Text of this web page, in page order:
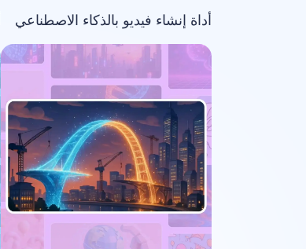
أداة إنشاء فيديو بالذكاء الاصطناعي